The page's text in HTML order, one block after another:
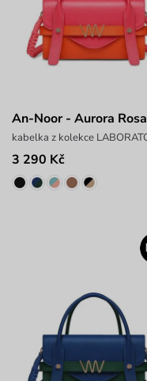
An-Noor - Aurora Rosa
3 290 Kč